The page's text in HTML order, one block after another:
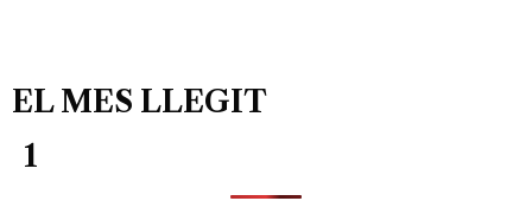
EL MES LLEGIT
1